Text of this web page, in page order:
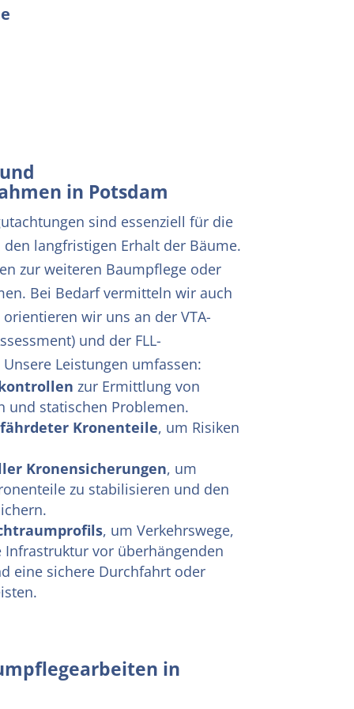
in Potsdam
sind essenziell für die
langfristigen Erhalt der Bäume.
zur weiteren Baumpflege oder
Bei Bedarf vermitteln wir auch
wir uns an der VTA-
und der FLL-
Unsere Leistungen umfassen:
zur Ermittlung von
und statischen Problemen.
Kronenteile, um Risiken
Kronensicherungen, um
zu stabilisieren und den
, um Verkehrswege,
Infrastruktur vor überhängenden
eine sichere Durchfahrt oder
in